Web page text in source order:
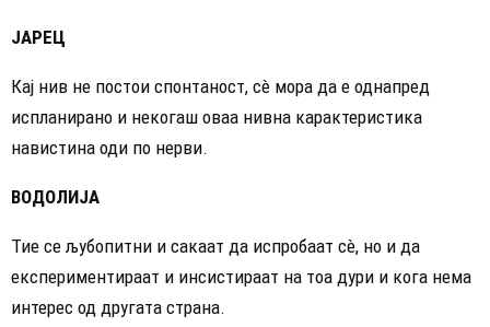
ЈАРЕЦ
Кај нив не постои спонтаност, сè мора да е однапред
испланирано и некогаш оваа нивна карактеристика
навистина оди по нерви.
ВОДОЛИЈА
Тие се љубопитни и сакаат да испробаат сè, но и да
експериментираат и инсистираат на тоа дури и кога нема
интерес од другата страна.